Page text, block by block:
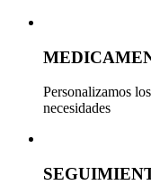
Personalizamos
necesidades